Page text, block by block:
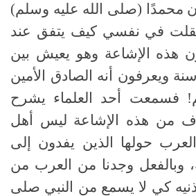
إن محمدًا (صلى الله عليه وسلم)
في نفسي كيف يتفق عند
هذه الإشاعة وهو يعيش بين
ويعرفون أنه الصادق الأمين
فسمعت أحد العلماء يشرح
من هذه الإشاعة ليس أهل
حولها الذين يفدون إلى
وبالفعل وجدنا من العرب من
كي لا يسمع من النبي صلى